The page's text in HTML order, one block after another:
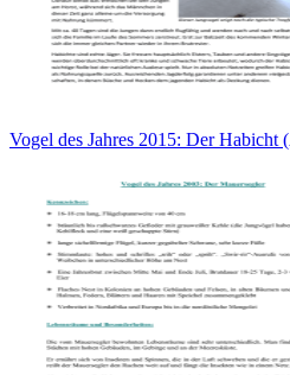
Vogel des Jahres 2015: Der Habicht